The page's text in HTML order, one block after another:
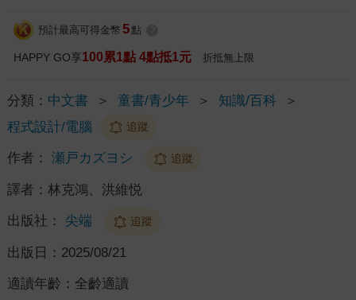
預計最高可得金幣 5 點
HAPPY GO享100累1點 4點抵1元 折抵無上限
分類： 中文書 ＞ 童書/青少年 ＞ 知識/百科
＞
程式設計/電腦
追蹤
作者： 瀬戸カズヨシ 追蹤
譯者： 林克鴻、洪維悦
出版社： 尖端 追蹤
出版日： 2025/08/21
適讀年齡： 全齡適讀